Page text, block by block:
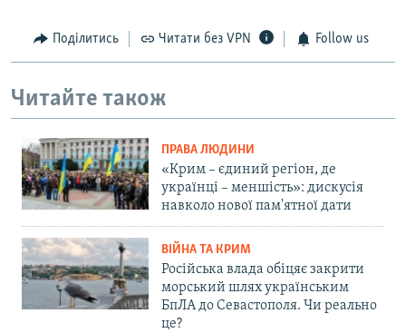
Поділитись Читати без VPN Follow us
Читайте також
ПРАВА ЛЮДИНИ
«Крим – єдиний регіон, де
українці – меншість»: дискусія
навколо нової пам'ятної дати
ВІЙНА ТА КРИМ
Російська влада обіцяє закрити
морський шлях українським
БпЛА до Севастополя. Чи реально
це?